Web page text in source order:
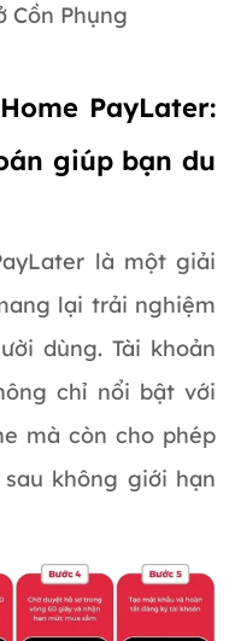
Cồn Phụng
PayLater:
giúp bạn du
là một giải
lại trải nghiệm
dùng. Tài khoản
chỉ nổi bật với
mà còn cho phép
không giới hạn